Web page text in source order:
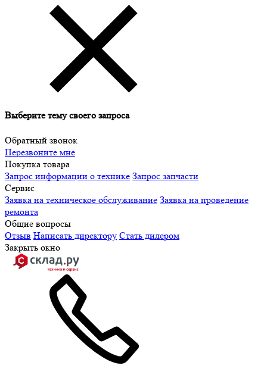
Выберите тему своего запроса
Обратный звонок
Перезвоните мне
Покупка товара
Запрос информации о технике Запрос запчасти
Сервис
Заявка на техническое обслуживание Заявка на проведение
ремонта
Общие вопросы
Отзыв Написать директору Стать дилером
Закрыть окно